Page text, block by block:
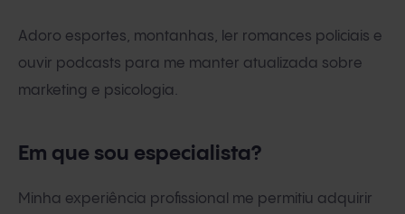
Adoro esportes, montanhas, ler romances policiais e
ouvir podcasts para me manter atualizada sobre
marketing e psicologia.
Em que sou especialista?
Minha experiência profissional me permitiu adquirir